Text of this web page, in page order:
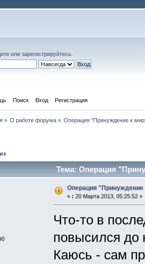
или зарегистрируйтесь
Поиск Вход Регистрация
» О работе форума» Операция "Принуждение к
Тема: Операция
Операция "Принуждение
« : 20 Марта 2013, 05:25:52 »
Что-то в
повысился до
Каюсь - сам